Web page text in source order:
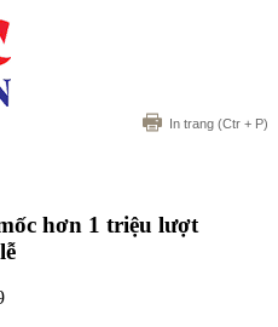
In trang (Ctr + P)
hơn 1 triệu lượt